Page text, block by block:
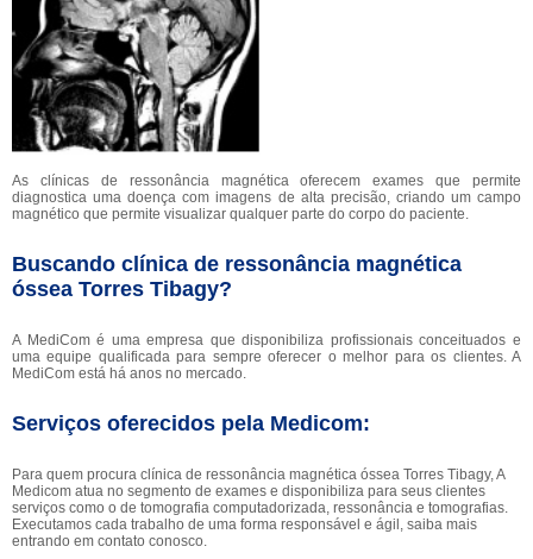
As clínicas de ressonância magnética oferecem exames que permite
diagnostica uma doença com imagens de alta precisão, criando um campo
magnético que permite visualizar qualquer parte do corpo do paciente.
Buscando clínica de ressonância magnética
óssea Torres Tibagy?
A MediCom é uma empresa que disponibiliza profissionais conceituados e
uma equipe qualificada para sempre oferecer o melhor para os clientes. A
MediCom está há anos no mercado.
Serviços oferecidos pela Medicom:
Para quem procura clínica de ressonância magnética óssea Torres Tibagy, A
Medicom atua no segmento de exames e disponibiliza para seus clientes
serviços como o de tomografia computadorizada, ressonância e tomografias.
Executamos cada trabalho de uma forma responsável e ágil, saiba mais
entrando em contato conosco.